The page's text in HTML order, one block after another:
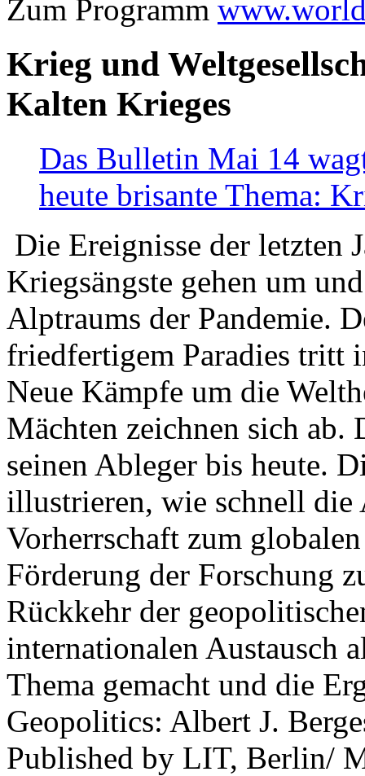
Zum Programm
Krieg und
Kalten Krieges
Das Bulletin Mai 14
heute brisante Thema:
Die Ereignisse der letzten
Kriegsängste gehen um
Alptraums der Pandemie.
friedfertigem Paradies tritt
Neue Kämpfe um die
Mächten zeichnen sich
seinen Ableger bis heute.
illustrieren, wie schnell die
Vorherrschaft zum
Förderung der Forschung
Rückkehr der
internationalen Austausch
Thema gemacht und die
Geopolitics: Albert J.
Published by LIT, Berlin/